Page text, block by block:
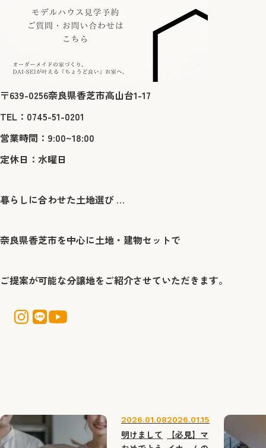
〒639-0256奈良県香芝市高山台1-17
TEL：0745-51-0201
営業時間：9:00~18:00
定休日：水曜日
暮らしに合わせた土地選び … ​
奈良県香芝市を中心に土地・建物セットで
ご提案が可能な分譲地をご紹介させていただきます。
2026.01.08
明けまして
2026.01.15
【必見】マ